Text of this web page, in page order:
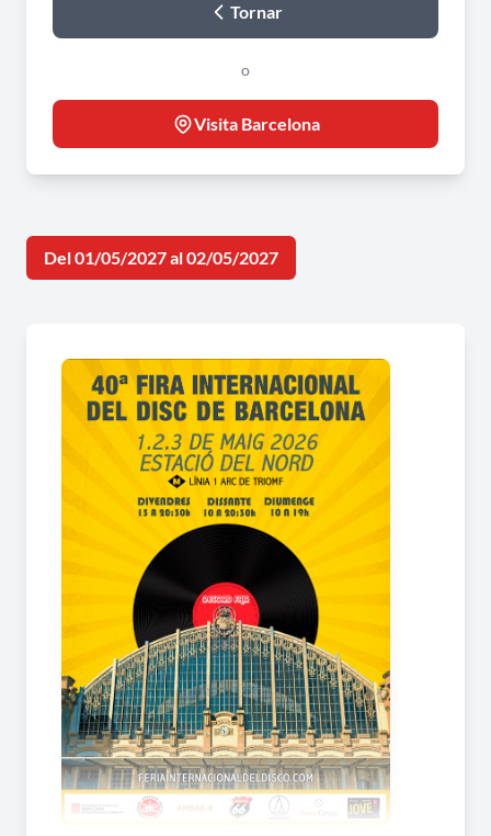
Tornar
o
Visita Barcelona
Del 01/05/2027 al 02/05/2027